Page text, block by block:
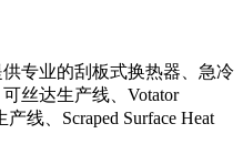
专业的刮板式换热器、急冷
丝达生产线、Votator
线、Scraped Surface Heat